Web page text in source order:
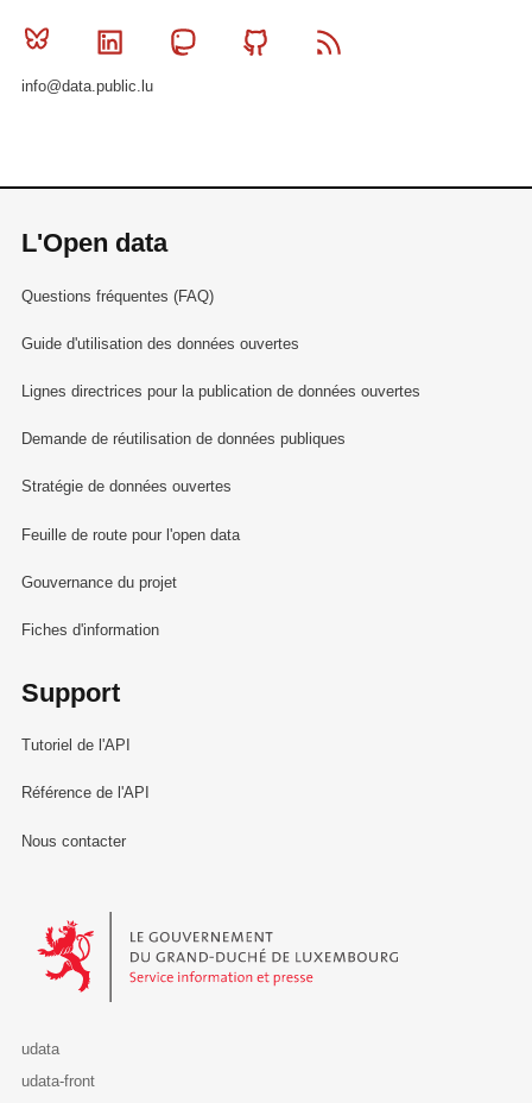
Bluesky Linkedin MastodonGithub
info@data.public.lu
L'Open data
Questions fréquentes (FAQ)
Guide d'utilisation des données ouvertes
Lignes directrices pour la publication de données ouvertes
Demande de réutilisation de données publiques
Stratégie de données ouvertes
Feuille de route pour l'open data
Gouvernance du projet
Fiches d'information
Support
Tutoriel de l'API
Référence de l'API
Nous contacter
Le Gouvernement du Grand-Duché de Luxembourg - Service
udata
udata-front